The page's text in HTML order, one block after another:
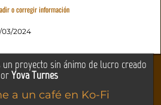
o corregir información
2024
un proyecto sin ánimo de lucro creado
Yova Turnes
a un café en Ko-Fi